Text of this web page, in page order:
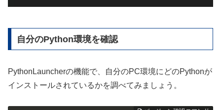
自分のPython環境を確認
PythonLauncherの機能で、自分のPC環境にどのPythonが
インストールされているかを調べてみましょう。